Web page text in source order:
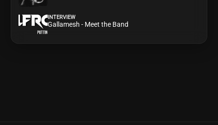
INTERVIEW
Gallamesh - Meet the Band